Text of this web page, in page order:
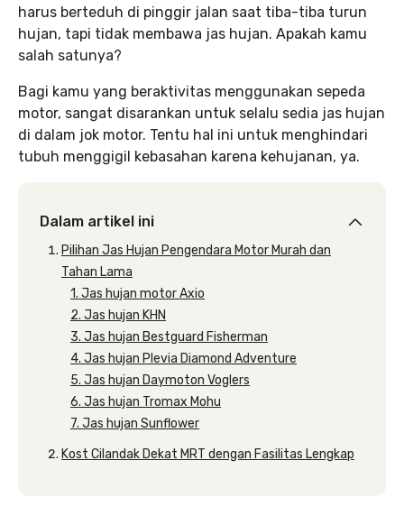
harus berteduh di pinggir jalan saat tiba-tiba turun
hujan, tapi tidak membawa jas hujan. Apakah kamu
salah satunya?
Bagi kamu yang beraktivitas menggunakan sepeda
motor, sangat disarankan untuk selalu sedia jas hujan
di dalam jok motor. Tentu hal ini untuk menghindari
tubuh menggigil kebasahan karena kehujanan, ya.
Dalam artikel ini
Pilihan Jas Hujan Pengendara Motor Murah dan
Tahan Lama
1. Jas hujan motor Axio
2. Jas hujan KHN
3. Jas hujan Bestguard Fisherman
4. Jas hujan Plevia Diamond Adventure
5. Jas hujan Daymoton Voglers
6. Jas hujan Tromax Mohu
7. Jas hujan Sunflower
Kost Cilandak Dekat MRT dengan Fasilitas Lengkap